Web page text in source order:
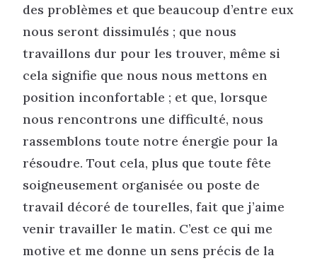
des problèmes et que beaucoup d’entre eux
nous seront dissimulés ; que nous
travaillons dur pour les trouver, même si
cela signifie que nous nous mettons en
position inconfortable ; et que, lorsque
nous rencontrons une difficulté, nous
rassemblons toute notre énergie pour la
résoudre. Tout cela, plus que toute fête
soigneusement organisée ou poste de
travail décoré de tourelles, fait que j’aime
venir travailler le matin. C’est ce qui me
motive et me donne un sens précis de la